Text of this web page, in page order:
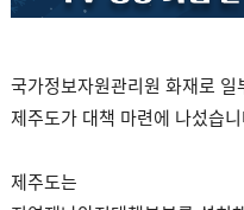
국가정보자원관리원 화재로
제주도가 대책 마련에 나섰습
제주도는